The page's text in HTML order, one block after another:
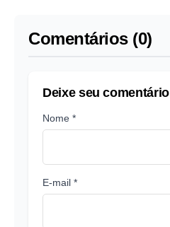
Comentários (0)
Deixe seu comentário
Nome *
E-mail *